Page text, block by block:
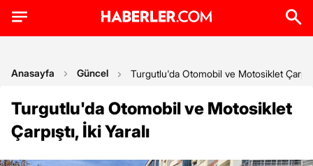
Anasayfa Güncel Turgutlu'da Otomobil ve Motosiklet
Turgutlu'da Otomobil ve Motosiklet
Çarpıştı, İki Yaralı